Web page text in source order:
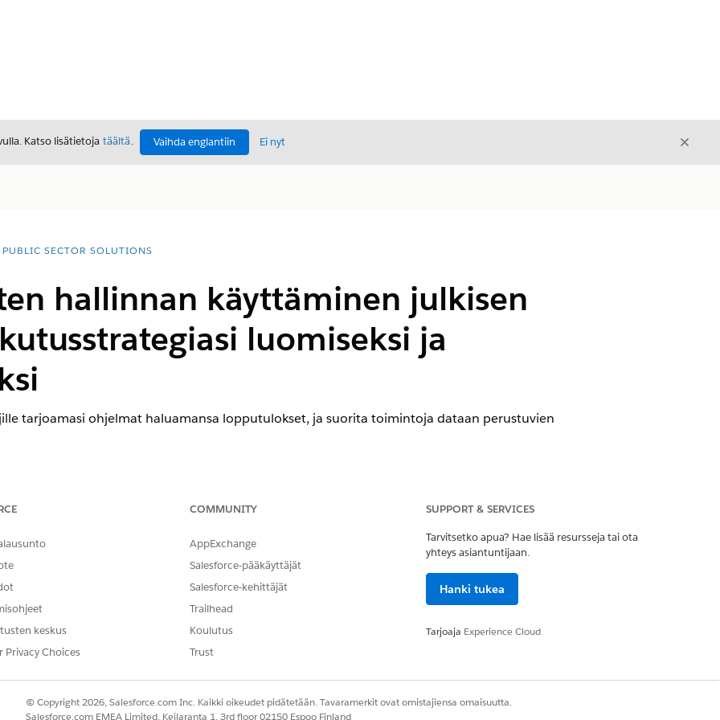
Katso lisätietoja täältä. Vaihda englantiin Ei nyt Sulje
PUBLIC SECTOR SOLUTIONS
hallinnan käyttäminen julkisen
luomiseksi ja
tarjoamasi ohjelmat haluamansa lopputulokset, ja suorita toimintoja dataan perustuvien
sektorin kanssa määrittääksesi strategian muutoksen vaikutukselle, ja kerää sitten
tarjoamiesi ohjelmien tehokkuutta interaktiivisen datan perusteella. Näet esimerkiksi,
saa majoitusta asuntotuen kautta, ja säädä ohjelman tai apurahojen summaa parantaaksesi
rahoitetuissa varhaislapsuuden oppimis- ja kehitysohjelmissa olevien lasten oppimista.
avulla voit seurata, saavuttavatko suorittamasi ohjelmat haluamansa lopputulokset ja
suunnitelmien mukaisesti.
keskus
Privacy Choices
COMMUNITY
AppExchange
Salesforce-pääkäyttäjät
Salesforce-kehittäjät
Trailhead
Koulutus
Trust
SUPPORT & SERVICES
Tarvitsetko apua? Hae lisää resursseja tai ota
yhteys asiantuntijaan.
Hanki tukea
Tarjoaja Experience Cloud
© Copyright 2026, Salesforce.com Inc. Kaikki oikeudet pidätetään. Tavaramerkit ovat omistajiensa omaisuutta.
Salesforce.com EMEA Limited, Keilaranta 1, 3rd floor 02150 Espoo Finland